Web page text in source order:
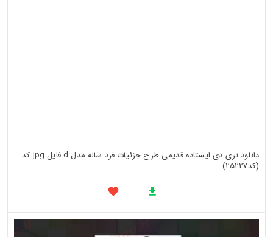
دانلود تری دی ایستاده قدیمی طرح جزئیات فرد ساله مدل d فایل jpg کد
(کد25227)